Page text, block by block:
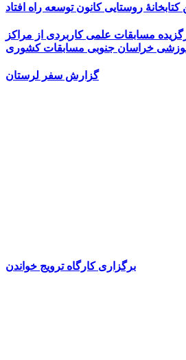
روستایی کانون توسعه راه افتاد
مسابقات علمی کاربردی از مراکز
خراسان جنوبی مسابقات کشوری
گزارش سفر لرستان
برگزاری کارگاه ترویج خواندن